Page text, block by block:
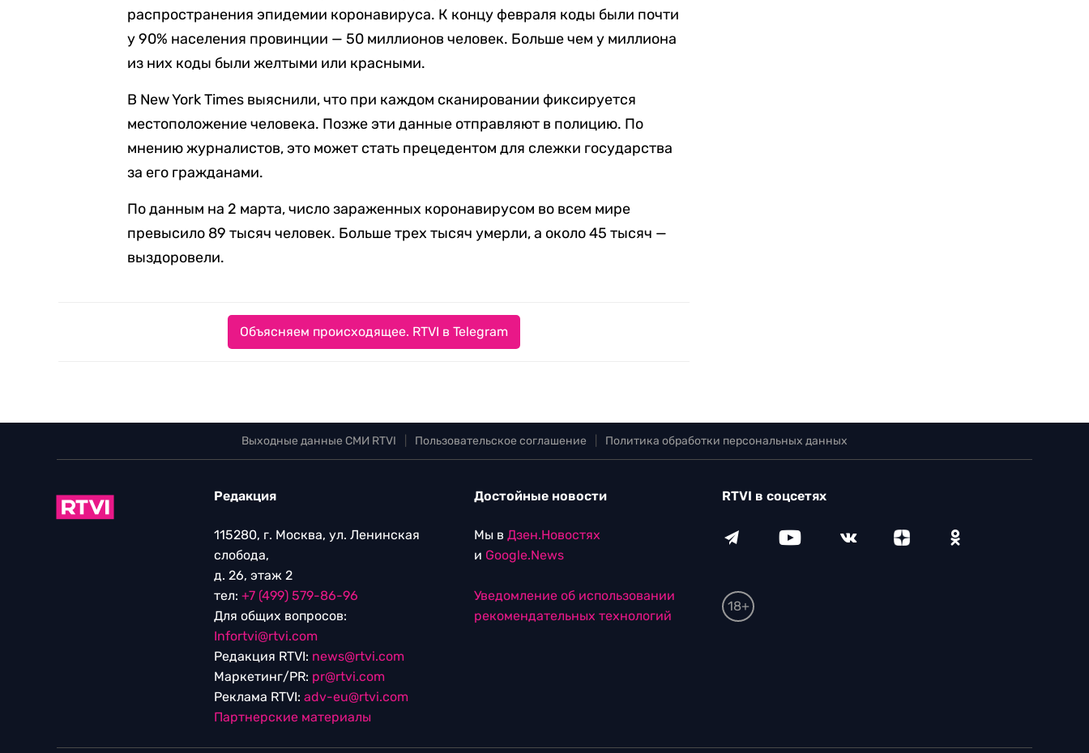
распространения эпидемии коронавируса. К концу февраля коды были почти
у 90% населения провинции — 50 миллионов человек. Больше чем у миллиона
из них коды были желтыми или красными.
В New York Times выяснили, что при каждом сканировании фиксируется
местоположение человека. Позже эти данные отправляют в полицию. По
мнению журналистов, это может стать прецедентом для слежки государства
за его гражданами.
По данным на 2 марта, число зараженных коронавирусом во всем мире
превысило 89 тысяч человек. Больше трех тысяч умерли, а около 45 тысяч —
выздоровели.
Объясняем происходящее. RTVI в Telegram
Выходные данные СМИ RTVI Пользовательское соглашение Политика обработки персональных данных
Редакция
115280, г. Москва, ул. Ленинская
слобода,
д. 26, этаж 2
тел: +7 (499) 579-86-96
Для общих вопросов:
Infortvi@rtvi.com
Редакция RTVI: news@rtvi.com
Маркетинг/PR: pr@rtvi.com
Реклама RTVI: adv-eu@rtvi.com
Партнерские материалы
Достойные новости
Мы в Дзен.Новостях
и Google.News
Уведомление об использовании
рекомендательных технологий
RTVI в соцсетях
18+